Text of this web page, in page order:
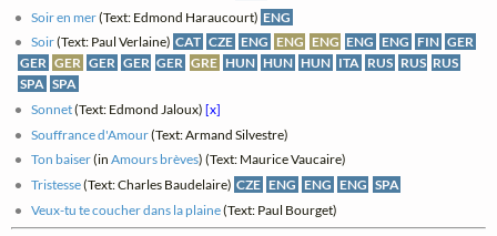
Soir en mer(Text: Edmond Haraucourt) ENG
Soir(Text: Paul Verlaine) CAT CZE ENG ENG ENG ENG ENG FIN GER
GER GER GER GER GER GRE HUN HUN HUN ITA RUS RUS RUS
SPA SPA
Sonnet(Text: Edmond Jaloux)[x]
Souffrance d'Amour(Text: Armand Silvestre)
Ton baiser(inAmours brèves) (Text: Maurice Vaucaire)
Tristesse(Text: Charles Baudelaire) CZE ENG ENG ENG SPA
Veux-tu te coucher dans la plaine(Text: Paul Bourget)